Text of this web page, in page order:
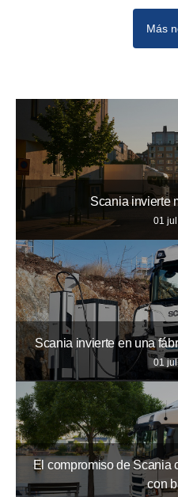
Más
Scania invierte
01
Scania invierte en una
01
El compromiso de Scania
con